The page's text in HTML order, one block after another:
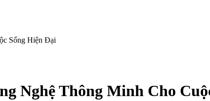
Sống Hiện Đại
Nghệ Thông Minh Cho